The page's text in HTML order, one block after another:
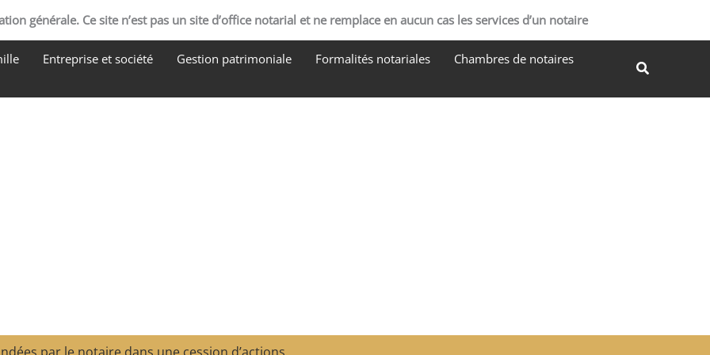
générale. Ce site n’est pas un site d’office notarial et ne remplace en aucun cas les services d’un notaire
Entreprise et société Gestion patrimoniale Formalités notariales
Chambres de notaires
Rechercher
e